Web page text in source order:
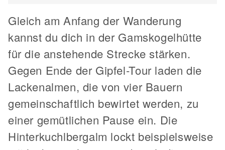
Gleich am Anfang der Wanderung
kannst du dich in der Gamskogelhütte
für die anstehende Strecke stärken.
Gegen Ende der Gipfel-Tour laden die
Lackenalmen, die von vier Bauern
gemeinschaftlich bewirtet werden, zu
einer gemütlichen Pause ein. Die
Hinterkuchlbergalm lockt beispielsweise